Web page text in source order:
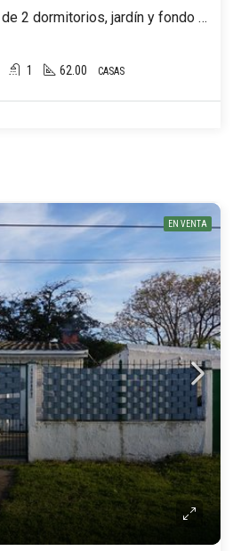
Casa «con renta» de 2 dormitorios, jardín y fondo ubicada en el corazón de Sayago
1 62.00 CASAS
EN VENTA